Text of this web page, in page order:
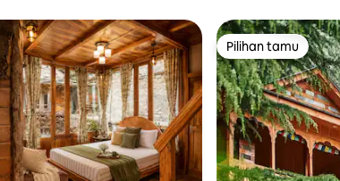
Pilihan tamu
Pilihan tamu